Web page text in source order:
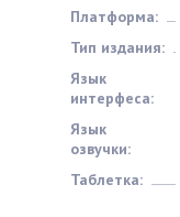
Платформа:
Тип издания:
Язык
интерфеса:
Язык
озвучки:
Таблетка: